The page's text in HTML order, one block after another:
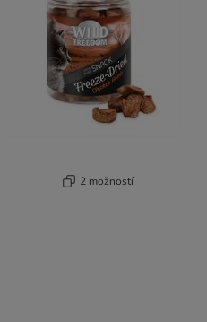
2 možností